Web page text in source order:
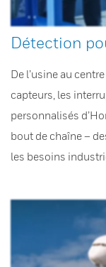
Détection
De l’usine au
capteurs, les
personnalisés
bout de chaîne –
les besoins